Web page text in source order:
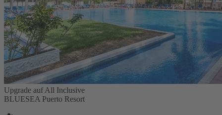
Upgrade auf All Inclusive
BLUESEA Puerto Resort